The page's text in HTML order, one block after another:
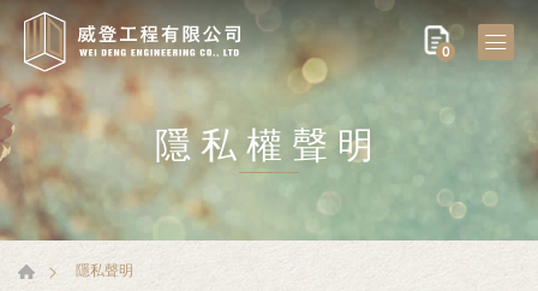
0
隱私權聲明
隱私聲明